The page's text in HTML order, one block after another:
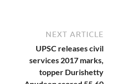
NEXT ARTICLE
UPSC releases civil
services 2017 marks,
topper Durishetty